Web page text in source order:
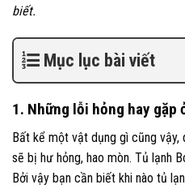
biết.
Mục lục bài viết
1. Những lỗi hỏng hay gặp
Bất kể một vật dụng gì cũng vậy,
sẽ bị hư hỏng, hao mòn. Tủ lạnh
Bởi vậy bạn cần biết khi nào tủ